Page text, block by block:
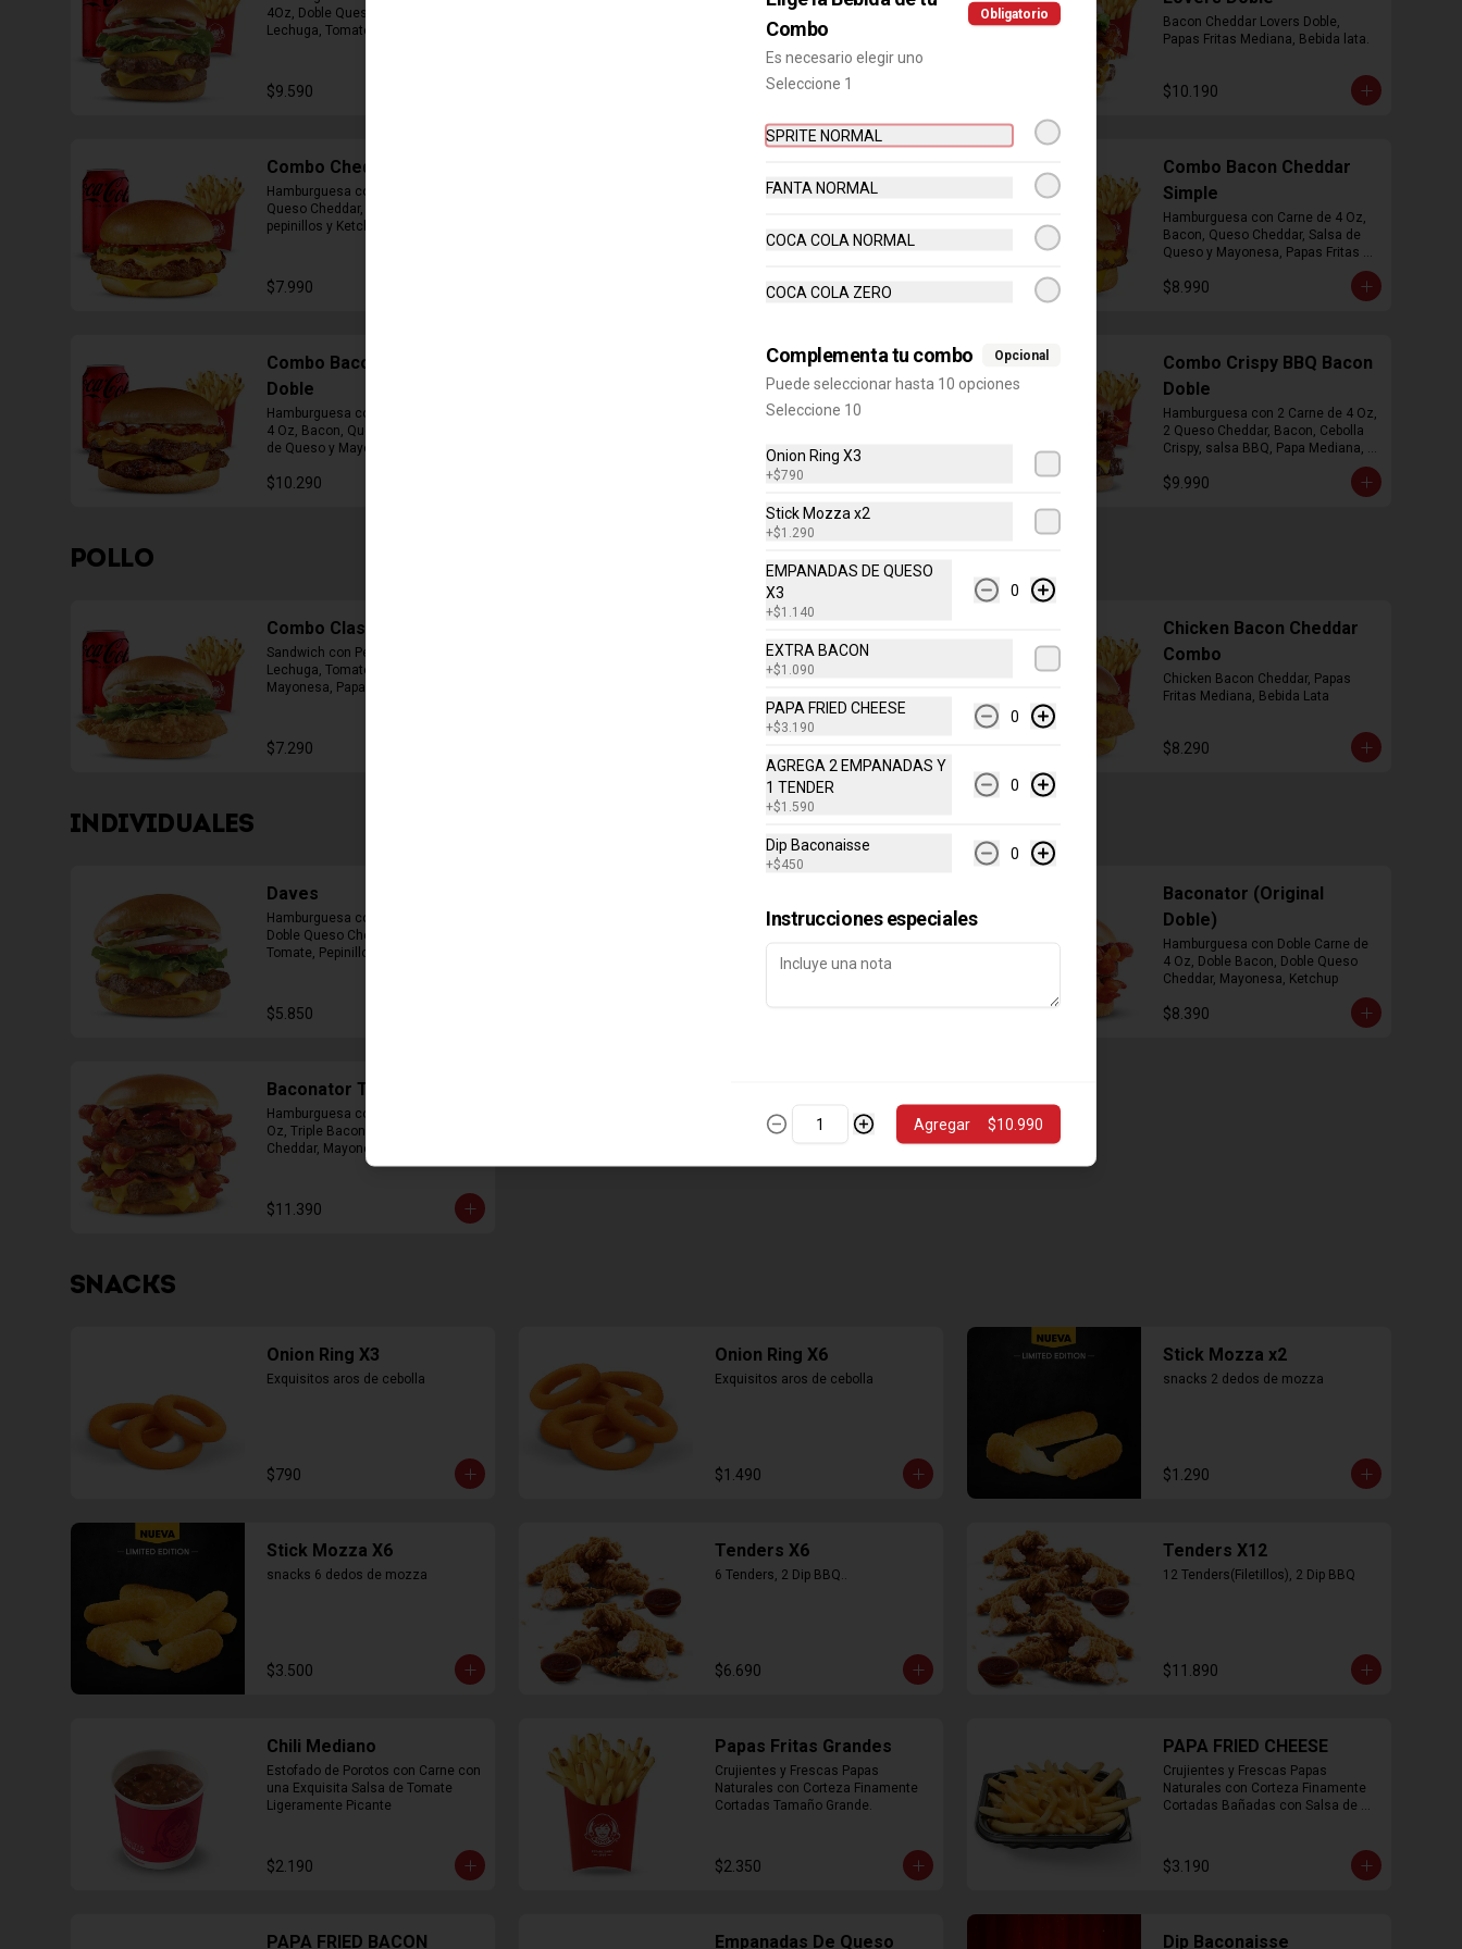
4Oz, Doble Queso Cheddar,
Lechuga, Tomate, Pepinillos,
$9.590
Bacon Cheddar Lovers, Papas
Fritas Mediana, Bebida lata.
Bacon Cheddar Lovers Doble,
Papas Fritas Mediana, Bebida lata.
$10.190
Combo Cheddar Melt
Hamburguesa con 1 Carne de 4 Oz,
Queso Cheddar, Salsa de Queso,
pepinillos y Ketchup, Papas Fritas
$7.990
4 Oz, Doble Queso Cheddar, Salsa
Combo Bacon Cheddar
Simple
Hamburguesa con Carne de 4 Oz,
Bacon, Queso Cheddar, Salsa de
Queso y Mayonesa, Papas Fritas
$8.990
Combo Bacon Cheddar
Doble
Hamburguesa con Doble Carne de
4 Oz, Bacon, Queso Cheddar, Salsa
de Queso y Mayonesa, Papas Fritas
$10.290
Combo Crispy BBQ Bacon
Hamburguesa con 1 Carne de 4 Oz,
Queso Cheddar, Bacon, Cebolla
Combo Crispy BBQ Bacon
Doble
Hamburguesa con 2 Carne de 4 Oz,
2 Queso Cheddar, Bacon, Cebolla
Crispy, salsa BBQ, Papa Mediana,
$9.990
POLLO
Combo Classic Chicken
Sandwich con Pechuga Apanada,
Lechuga, Tomate, Pepinillos y
Mayonesa, Papas Fritas Mediana,
$7.290
Sandwich con Pechuga de Pollo,
Lechuga, Tomates, Papas Fritas
Mediana y Bebida Lata
Chicken Bacon Cheddar
Combo
Chicken Bacon Cheddar, Papas
Fritas Mediana, Bebida Lata
$8.290
INDIVIDUALES
Daves
Hamburguesa con 1 Carne de 4 Oz,
Doble Queso Cheddar, Lechuga,
Tomate, Pepinillos, Cebolla,
$5.850
Hamburguesa con Doble Carne de
Cebolla, Mayonesa, Ketchup
Baconator (Original
Doble)
Hamburguesa con Doble Carne de
4 Oz, Doble Bacon, Doble Queso
Cheddar, Mayonesa, Ketchup
$8.390
Baconator Triple
Hamburguesa con Triple Carne de 4
Oz, Triple Bacon, Triple Queso
Cheddar, Mayonesa, Ketchup
$11.390
SNACKS
Onion Ring X3
Exquisitos aros de cebolla
$790
Onion Ring X6
Exquisitos aros de cebolla
$1.490
Stick Mozza x2
snacks 2 dedos de mozza
$1.290
Stick Mozza X6
snacks 6 dedos de mozza
$3.500
Tenders X6
6 Tenders, 2 Dip BBQ..
$6.690
Tenders X12
12 Tenders(Filetillos), 2 Dip BBQ
$11.890
Chili Mediano
Estofado de Porotos con Carne con
una Exquisita Salsa de Tomate
Ligeramente Picante
$2.190
Papas Fritas Grandes
Crujientes y Frescas Papas
Naturales con Corteza Finamente
Cortadas Tamaño Grande.
$2.350
PAPA FRIED CHEESE
Crujientes y Frescas Papas
Naturales con Corteza Finamente
Cortadas Bañadas con Salsa de
$3.190
PAPA FRIED BACON Empanadas De Queso Dip Baconaisse
Combo
Obligatorio
Es necesario elegir uno
Seleccione 1
SPRITE NORMAL
FANTA NORMAL
COCA COLA NORMAL
COCA COLA ZERO
Complementa tu combo Opcional
Puede seleccionar hasta 10 opciones
Seleccione 10
Onion Ring X3
+$790
Stick Mozza x2
+$1.290
EMPANADAS DE QUESO
X3
+$1.140
0
EXTRA BACON
+$1.090
PAPA FRIED CHEESE
+$3.190
0
AGREGA 2 EMPANADAS Y
1 TENDER
+$1.590
0
Dip Baconaisse
+$450
0
Instrucciones especiales
Agregar $10.990